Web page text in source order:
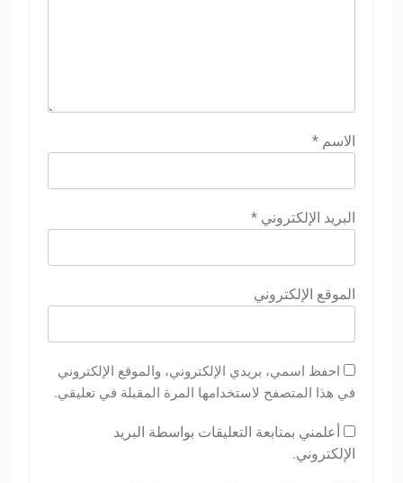
الاسم *
البريد الإلكتروني *
الموقع الإلكتروني
احفظ اسمي، بريدي الإلكتروني، والموقع الإلكتروني
في هذا المتصفح لاستخدامها المرة المقبلة في تعليقي.
أعلمني بمتابعة التعليقات بواسطة البريد
الإلكتروني.